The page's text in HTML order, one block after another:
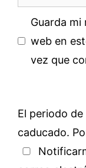
Guarda
web en
vez que
El periodo
caducado.